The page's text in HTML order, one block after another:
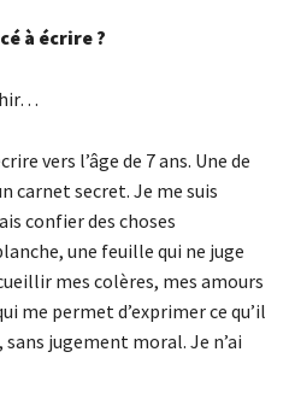
à écrire ?
vers l’âge de 7 ans. Une de
carnet secret. Je me suis
confier des choses
une feuille qui ne juge
mes colères, mes amours
me permet d’exprimer ce qu’il
jugement moral. Je n’ai